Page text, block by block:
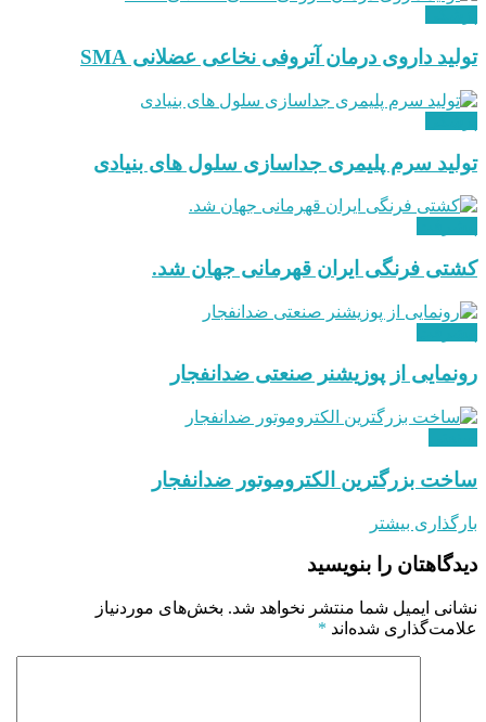
تولید داروی درمان آتروفی نخاعی عضلانی SMA
تولید سرم پلیمری جداسازی سلول های بنیادی
کشتی فرنگی ایران قهرمانی جهان شد.
رونمایی از پوزیشنر صنعتی ضدانفجار
ساخت بزرگترین الکتروموتور ضدانفجار
بارگذاری بیشتر
دیدگاهتان را بنویسید
نشانی ایمیل شما منتشر نخواهد شد. بخش‌های موردنیاز
علامت‌گذاری شده‌اند *